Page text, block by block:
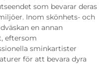
som bevarar deras
Inom skönhets- och
en annan
eftersom
sminkartister
för att bevara dyra